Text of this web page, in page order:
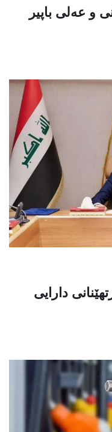
و عەلی باپیر
دارایی